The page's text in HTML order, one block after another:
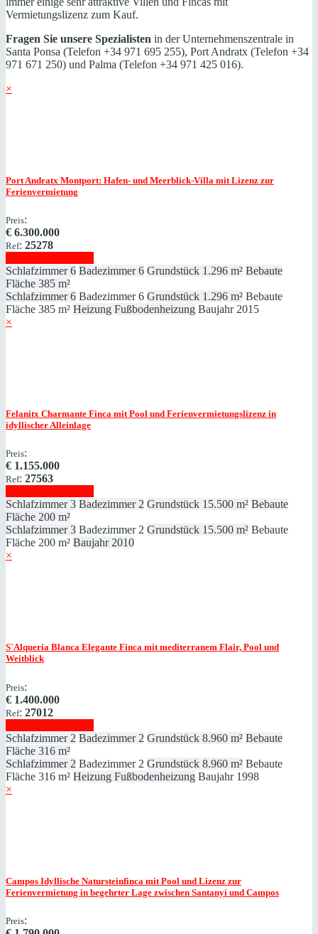
Vermietungslizenz zum Kauf.
Fragen Sie unsere Spezialisten in der Unternehmenszentrale in
Santa Ponsa (Telefon +34 971 695 255), Port Andratx (Telefon +34
971 671 250) und Palma (Telefon +34 971 425 016).
×
Port Andratx Montport: Hafen- und Meerblick-Villa mit Lizenz zur
Ferienvermietung
Preis:
€ 6.300.000
Ref: 25278
Schlafzimmer 6 Badezimmer 6 Grundstück 1.296 m² Bebaute
Fläche 385 m²
Schlafzimmer 6 Badezimmer 6 Grundstück 1.296 m² Bebaute
Fläche 385 m² Heizung Fußbodenheizung Baujahr 2015
×
Felanitx Charmante Finca mit Pool und Ferienvermietungslizenz in
idyllischer Alleinlage
Preis:
€ 1.155.000
Ref: 27563
Schlafzimmer 3 Badezimmer 2 Grundstück 15.500 m² Bebaute
Fläche 200 m²
Schlafzimmer 3 Badezimmer 2 Grundstück 15.500 m² Bebaute
Fläche 200 m² Baujahr 2010
×
S`Alqueria Blanca Elegante Finca mit mediterranem Flair, Pool und
Weitblick
Preis:
€ 1.400.000
Ref: 27012
Schlafzimmer 2 Badezimmer 2 Grundstück 8.960 m² Bebaute
Fläche 316 m²
Schlafzimmer 2 Badezimmer 2 Grundstück 8.960 m² Bebaute
Fläche 316 m² Heizung Fußbodenheizung Baujahr 1998
×
Campos Idyllische Natursteinfinca mit Pool und Lizenz zur
Ferienvermietung in begehrter Lage zwischen Santanyí und Campos
Preis: